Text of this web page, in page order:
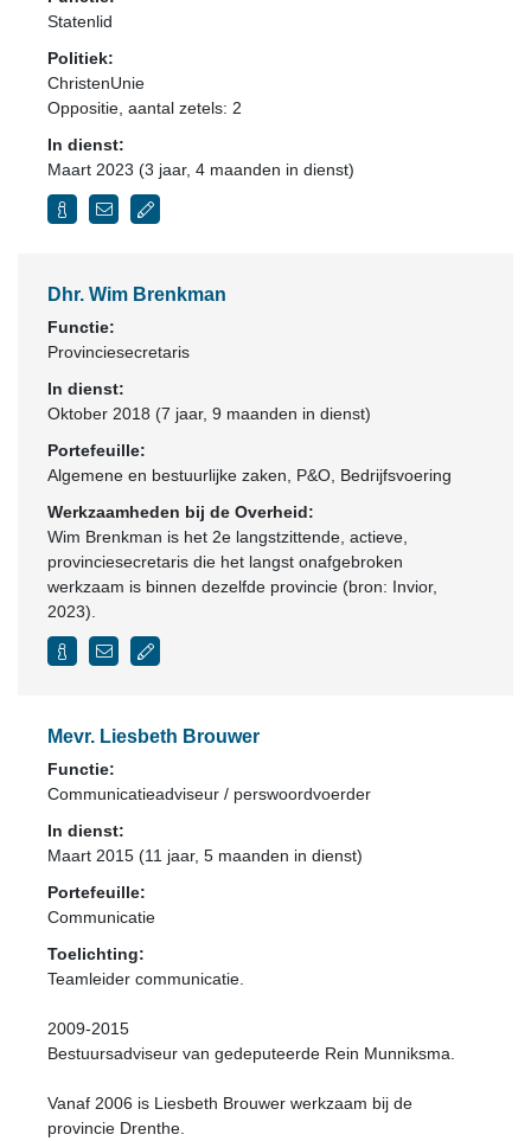
Statenlid
Politiek:
ChristenUnie
Oppositie , aantal zetels: 2
In dienst:
Maart 2023 (3 jaar, 4 maanden in dienst)
Dhr. Wim Brenkman
Functie:
Provinciesecretaris
In dienst:
Oktober 2018 (7 jaar, 9 maanden in dienst)
Portefeuille:
Algemene en bestuurlijke zaken, P&O, Bedrijfsvoering
Werkzaamheden bij de Overheid:
Wim Brenkman is het 2e langstzittende, actieve,
provinciesecretaris die het langst onafgebroken
werkzaam is binnen dezelfde provincie (bron: Invior,
2023).
Mevr. Liesbeth Brouwer
Functie:
Communicatieadviseur / perswoordvoerder
In dienst:
Maart 2015 (11 jaar, 5 maanden in dienst)
Portefeuille:
Communicatie
Toelichting:
Teamleider communicatie.
2009-2015
Bestuursadviseur van gedeputeerde Rein Munniksma.
Vanaf 2006 is Liesbeth Brouwer werkzaam bij de
provincie Drenthe.